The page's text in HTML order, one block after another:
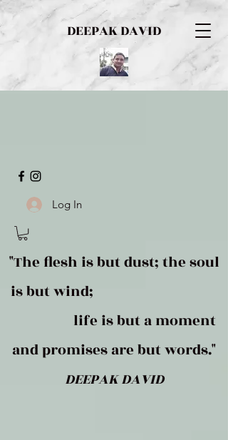
DEEPAK DAVID
Log In
"The flesh is but dust; the soul
is but wind;
life is but a moment
and promises are but words."
DEEPAK DAVID